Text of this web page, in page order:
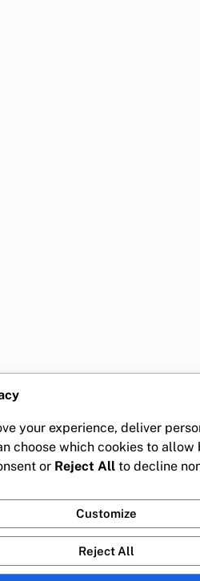
your experience, deliver
choose which cookies to
or Reject All to decline
Customize
Reject All